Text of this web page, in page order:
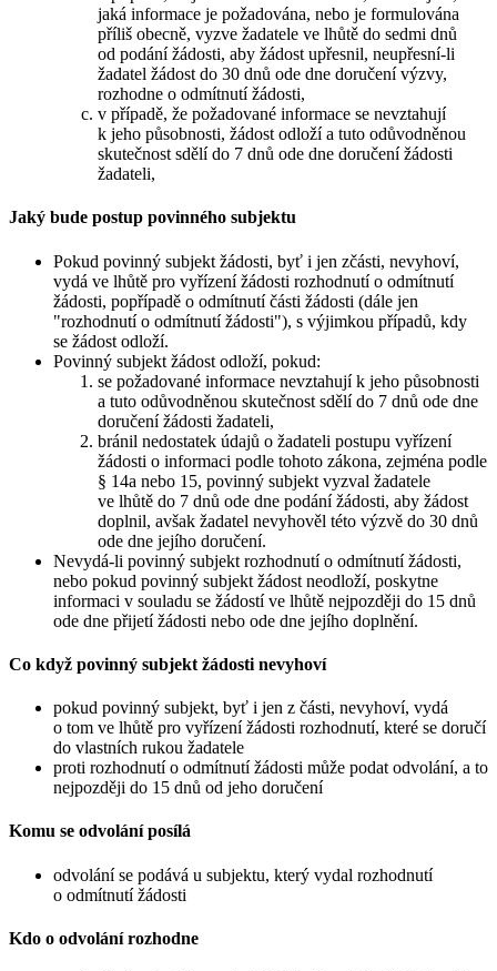
jaká informace je požadována, nebo je formulována
příliš obecně, vyzve žadatele ve lhůtě do sedmi dnů
od podání žádosti, aby žádost upřesnil, neupřesní-li
žadatel žádost do 30 dnů ode dne doručení výzvy,
rozhodne o odmítnutí žádosti,
v případě, že požadované informace se nevztahují
k jeho působnosti, žádost odloží a tuto odůvodněnou
skutečnost sdělí do 7 dnů ode dne doručení žádosti
žadateli,
Jaký bude postup povinného subjektu
Pokud povinný subjekt žádosti, byť i jen zčásti, nevyhoví,
vydá ve lhůtě pro vyřízení žádosti rozhodnutí o odmítnutí
žádosti, popřípadě o odmítnutí části žádosti (dále jen
"rozhodnutí o odmítnutí žádosti"), s výjimkou případů, kdy
se žádost odloží.
Povinný subjekt žádost odloží, pokud:
se požadované informace nevztahují k jeho působnosti
a tuto odůvodněnou skutečnost sdělí do 7 dnů ode dne
doručení žádosti žadateli,
bránil nedostatek údajů o žadateli postupu vyřízení
žádosti o informaci podle tohoto zákona, zejména podle
§ 14a nebo 15, povinný subjekt vyzval žadatele
ve lhůtě do 7 dnů ode dne podání žádosti, aby žádost
doplnil, avšak žadatel nevyhověl této výzvě do 30 dnů
ode dne jejího doručení.
Nevydá-li povinný subjekt rozhodnutí o odmítnutí žádosti,
nebo pokud povinný subjekt žádost neodloží, poskytne
informaci v souladu se žádostí ve lhůtě nejpozději do 15 dnů
ode dne přijetí žádosti nebo ode dne jejího doplnění.
Co když povinný subjekt žádosti nevyhoví
pokud povinný subjekt, byť i jen z části, nevyhoví, vydá
o tom ve lhůtě pro vyřízení žádosti rozhodnutí, které se doručí
do vlastních rukou žadatele
proti rozhodnutí o odmítnutí žádosti může podat odvolání, a to
nejpozději do 15 dnů od jeho doručení
Komu se odvolání posílá
odvolání se podává u subjektu, který vydal rozhodnutí
o odmítnutí žádosti
Kdo o odvolání rozhodne